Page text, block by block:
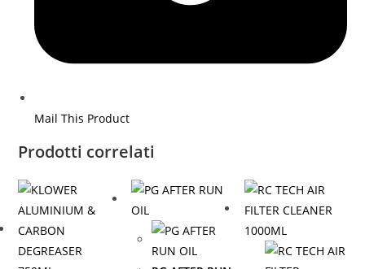
Mail This Product
Prodotti correlati